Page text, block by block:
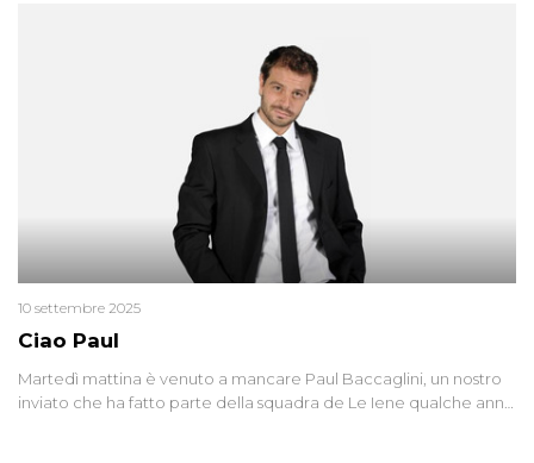
Ciao Paul
10 settembre 2025
Martedì mattina è venuto a mancare Paul Baccaglini, un nostro
inviato che ha fatto parte della squadra de Le Iene qualche anno